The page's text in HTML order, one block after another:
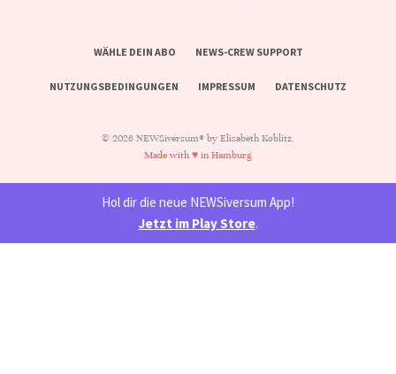
WÄHLE DEIN ABO NEWS-CREW SUPPORT
NUTZUNGSBEDINGUNGEN IMPRESSUM DATENSCHUTZ
© 2026 NEWSiversum® by Elisabeth Koblitz.
Made with ♥ in Hamburg
Hol dir die neue NEWSiversum App!
Jetzt im Play Store.